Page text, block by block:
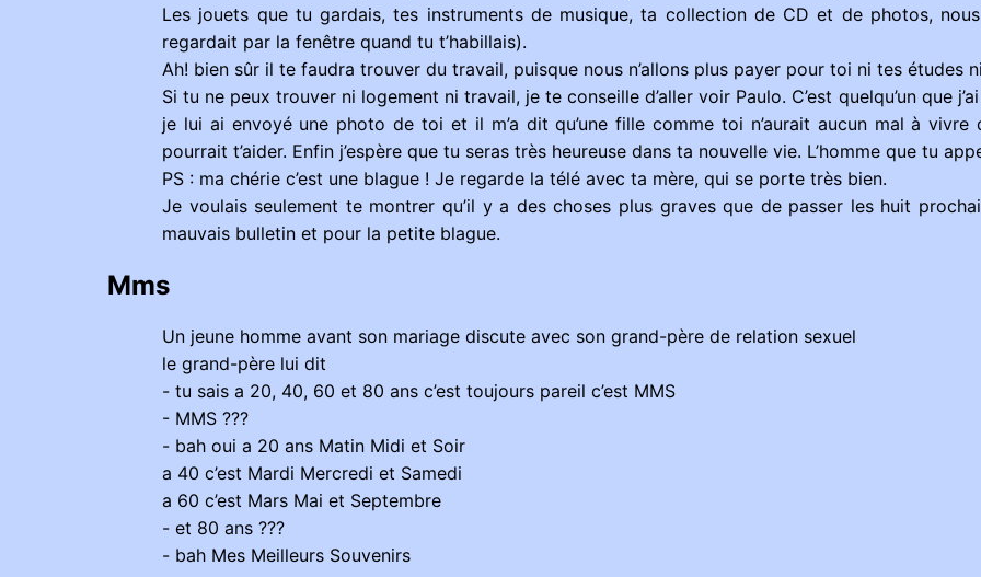
Les jouets que tu gardais, tes instruments de musique, ta collection de CD et de photos,
regardait par la fenêtre quand tu t’habillais).
Ah! bien sûr il te faudra trouver du travail, puisque nous n’allons plus payer pour toi ni tes études
Si tu ne peux trouver ni logement ni travail, je te conseille d’aller voir Paulo. C’est quelqu’un que
je lui ai envoyé une photo de toi et il m’a dit qu’une fille comme toi n’aurait aucun mal à vivre
pourrait t’aider. Enfin j’espère que tu seras très heureuse dans ta nouvelle vie. L’homme que tu
PS : ma chérie c’est une blague ! Je regarde la télé avec ta mère, qui se porte très bien.
Je voulais seulement te montrer qu’il y a des choses plus graves que de passer les huit
mauvais bulletin et pour la petite blague.
Mms
Un jeune homme avant son mariage discute avec son grand-père de relation sexuel
le grand-père lui dit
- tu sais a 20, 40, 60 et 80 ans c’est toujours pareil c’est MMS
- MMS ???
- bah oui a 20 ans Matin Midi et Soir
a 40 c’est Mardi Mercredi et Samedi
a 60 c’est Mars Mai et Septembre
- et 80 ans ???
- bah Mes Meilleurs Souvenirs